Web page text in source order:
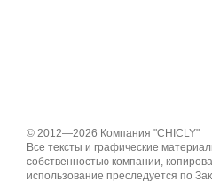
© 2012—2026 Компания "CHICLY"
Все тексты и графические
собственностью компании,
использование преследуется по